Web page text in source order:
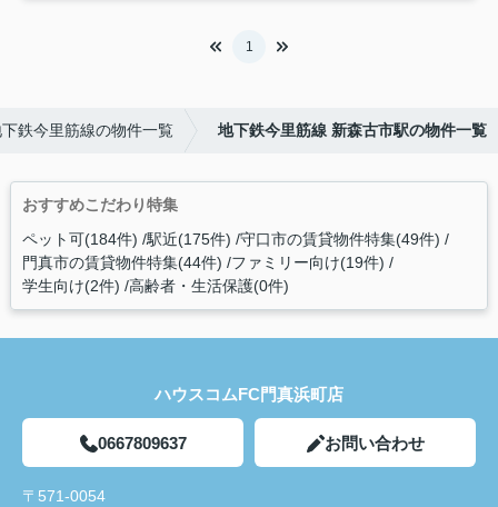
1
鉄今里筋線の物件一覧 地下鉄今里筋線 新森古市駅の物件一覧
おすすめこだわり特集
ペット可(184件) 駅近(175件) 守口市の賃貸物件特集(49件)
門真市の賃貸物件特集(44件) ファミリー向け(19件)
学生向け(2件) 高齢者・生活保護(0件)
ハウスコムFC門真浜町店
0667809637 お問い合わせ
〒571-0054